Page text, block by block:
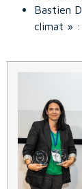
Bastien
climat » :